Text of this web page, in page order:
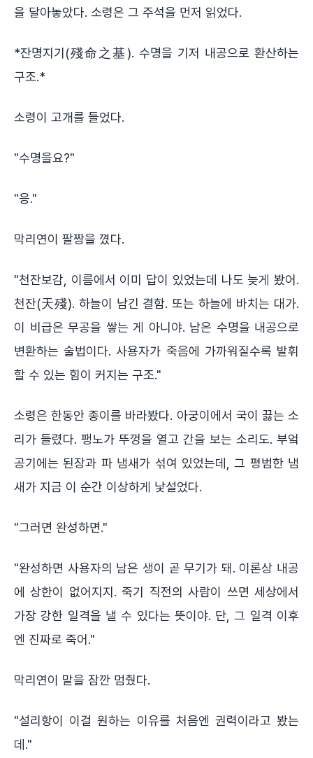
을 달아놓았다. 소령은 그 주석을 먼저 읽었다.
*잔명지기(殘命之基). 수명을 기저 내공으로 환산하는
구조.*
소령이 고개를 들었다.
"수명을요?"
"응."
막리연이 팔짱을 꼈다.
"천잔보감, 이름에서 이미 답이 있었는데 나도 늦게 봤어.
천잔(天殘). 하늘이 남긴 결함. 또는 하늘에 바치는 대가.
이 비급은 무공을 쌓는 게 아니야. 남은 수명을 내공으로
변환하는 술법이다. 사용자가 죽음에 가까워질수록 발휘
할 수 있는 힘이 커지는 구조."
소령은 한동안 종이를 바라봤다. 아궁이에서 국이 끓는 소
리가 들렸다. 팽노가 뚜껑을 열고 간을 보는 소리도. 부엌
공기에는 된장과 파 냄새가 섞여 있었는데, 그 평범한 냄
새가 지금 이 순간 이상하게 낯설었다.
"그러면 완성하면."
"완성하면 사용자의 남은 생이 곧 무기가 돼. 이론상 내공
에 상한이 없어지지. 죽기 직전의 사람이 쓰면 세상에서
가장 강한 일격을 낼 수 있다는 뜻이야. 단, 그 일격 이후
엔 진짜로 죽어."
막리연이 말을 잠깐 멈췄다.
"설리항이 이걸 원하는 이유를 처음엔 권력이라고 봤는
데."